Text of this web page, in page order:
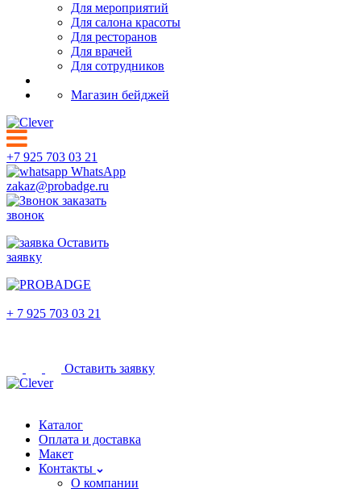
Для мероприятий
Для салона красоты
Для ресторанов
Для врачей
Для сотрудников
Магазин бейджей
+7 925 703 03 21
WhatsApp
zakaz@probadge.ru
заказать
звонок
Оставить
заявку
+ 7 925 703 03 21
Оставить заявку
Каталог
Оплата и доставка
Макет
Контакты
О компании